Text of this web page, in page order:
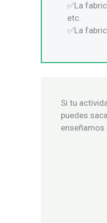
La
etc.
La
Si tu
puedes
enseñamos